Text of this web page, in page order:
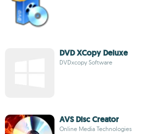
DVD XCopy Deluxe
DVDxcopy Software
AVS Disc Creator
Online Media Technologies